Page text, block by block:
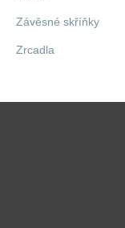
Závěsné skříňky
Zrcadla